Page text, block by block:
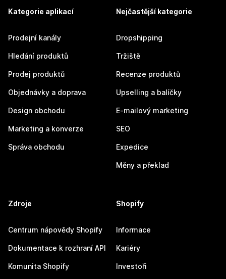
Kategorie aplikací
Prodejní kanály
Hledání produktů
Prodej produktů
Objednávky a doprava
Design obchodu
Marketing a konverze
Správa obchodu
Nejčastější kategorie
Dropshipping
Tržiště
Recenze produktů
Upselling a balíčky
E-mailový marketing
SEO
Expedice
Měny a překlad
Zdroje
Centrum nápovědy Shopify
Dokumentace k rozhraní API
Komunita Shopify
Shopify
Informace
Kariéry
Investoři